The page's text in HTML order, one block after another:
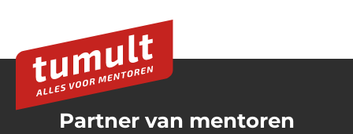
Partner van mentoren